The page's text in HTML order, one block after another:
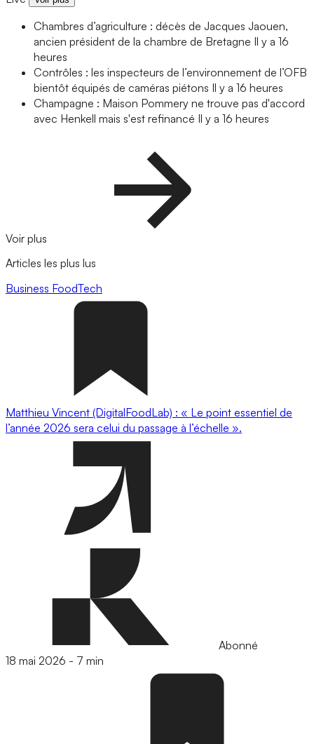
Chambres d’agriculture : décès de Jacques Jaouen,
ancien président de la chambre de Bretagne Il y a 16
heures
Contrôles : les inspecteurs de l’environnement de l’OFB
bientôt équipés de caméras piétons Il y a 16 heures
Champagne : Maison Pommery ne trouve pas d'accord
avec Henkell mais s'est refinancé Il y a 16 heures
Voir plus
Articles les plus lus
Business FoodTech
Matthieu Vincent (DigitalFoodLab) : « Le point essentiel de
l’année 2026 sera celui du passage à l’échelle ».
Abonné
18 mai 2026 - 7 min